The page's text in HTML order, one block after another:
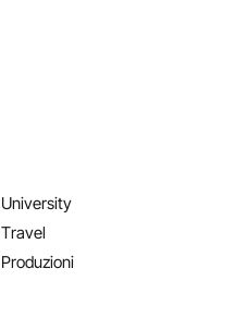
University
Travel
Produzioni